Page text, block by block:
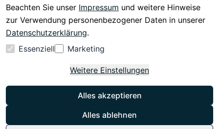
Beachten Sie unser Impressum und weitere Hinweise
zur Verwendung personenbezogener Daten in unserer
Datenschutzerklärung.
Essenziell
Marketing
Weitere Einstellungen
Alles akzeptieren
Alles ablehnen
Vertrag
widerrufen
Instagram